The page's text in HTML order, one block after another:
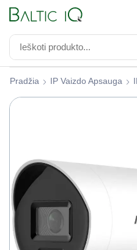
Pradžia IP Vaizdo Apsauga